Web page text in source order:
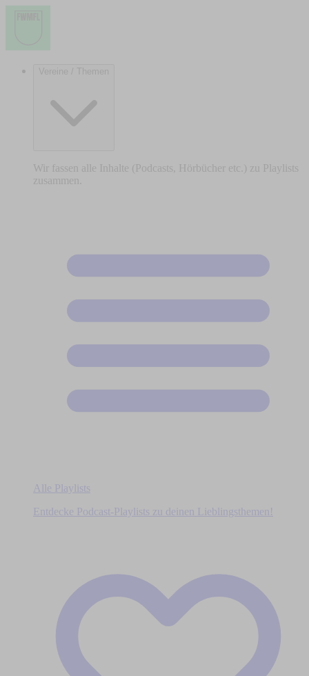
Vereine / Themen
Wir fassen alle Inhalte (Podcasts, Hörbücher etc.) zu Playlists
zusammen.
Alle Playlists
Entdecke Podcast-Playlists zu deinen Lieblingsthemen!